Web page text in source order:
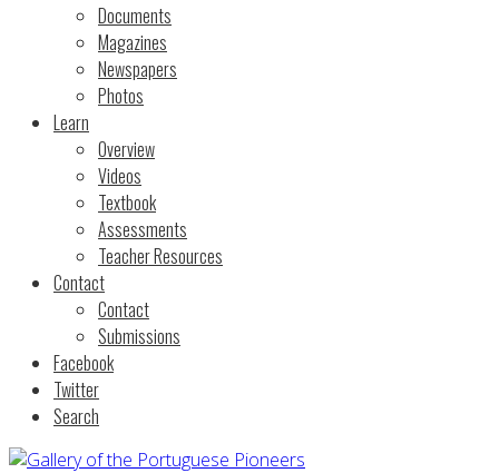
Documents
Magazines
Newspapers
Photos
Learn
Overview
Videos
Textbook
Assessments
Teacher Resources
Contact
Contact
Submissions
Facebook
Twitter
Search